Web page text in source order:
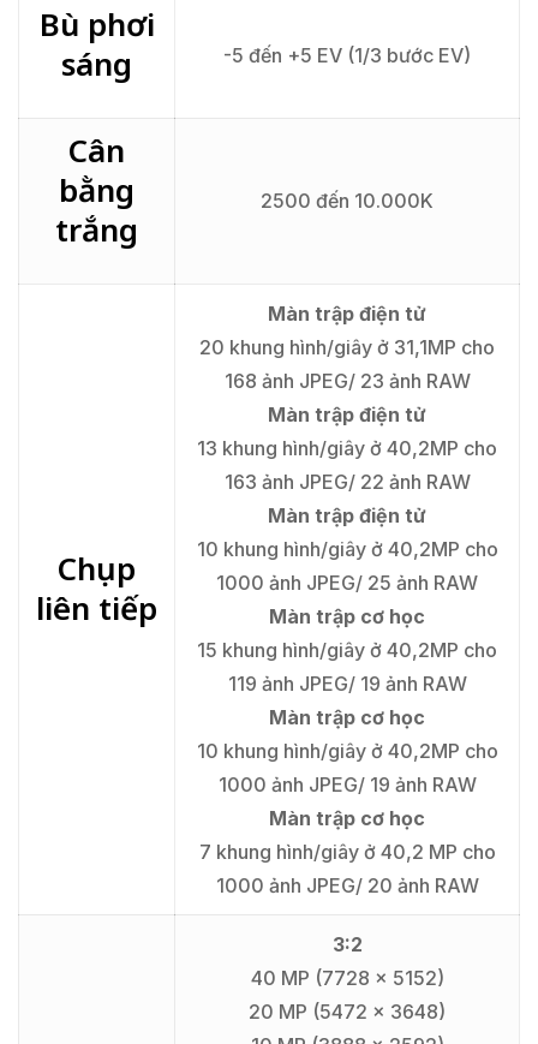
Bù phơi
sáng
-5 đến +5 EV (1/3 bước EV)
Cân
bằng
trắng
2500 đến 10.000K
Chụp
liên tiếp
Màn trập điện tử
20 khung hình/giây ở 31,1MP cho
168 ảnh JPEG/ 23 ảnh RAW
Màn trập điện tử
13 khung hình/giây ở 40,2MP cho
163 ảnh JPEG/ 22 ảnh RAW
Màn trập điện tử
10 khung hình/giây ở 40,2MP cho
1000 ảnh JPEG/ 25 ảnh RAW
Màn trập cơ học
15 khung hình/giây ở 40,2MP cho
119 ảnh JPEG/ 19 ảnh RAW
Màn trập cơ học
10 khung hình/giây ở 40,2MP cho
1000 ảnh JPEG/ 19 ảnh RAW
Màn trập cơ học
7 khung hình/giây ở 40,2 MP cho
1000 ảnh JPEG/ 20 ảnh RAW
3:2
40 MP (7728 x 5152)
20 MP (5472 x 3648)